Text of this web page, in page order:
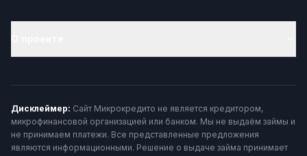
Дисклеймер: Сайт Микрокредито не является кредитором,
микрофинансовой организацией или банком. Мы не выдаём займы и
не принимаем платежи. Все представленные предложения
являются информационными. Решение о выдаче займа принимает